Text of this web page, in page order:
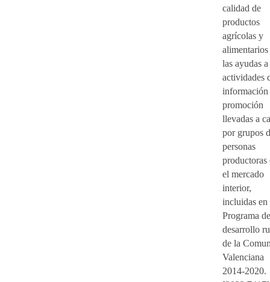
calidad de
productos
agrícolas y
las ayudas a
actividades
promoción
llevadas a
por grupos
personas
productoras
el mercado
interior,
incluidas en
Programa de
desarrollo
de la
Valenciana
2014-2020.